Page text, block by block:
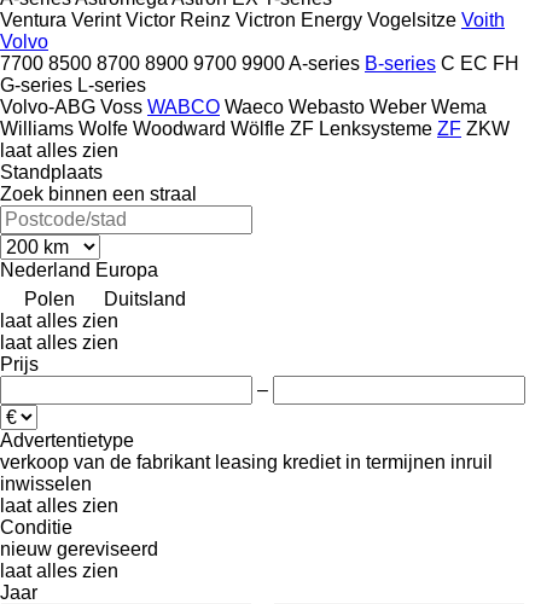
Ventura Verint Victor Reinz Victron Energy Vogelsitze Voith
Volvo
7700 8500 8700 8900 9700 9900A-series B-series C EC FH
G-series L-series
Volvo-ABG Voss WABCO Waeco Webasto Weber Wema
Williams Wolfe Woodward Wölfle ZF Lenksysteme ZF ZKW
laat alles zien
Standplaats
Zoek binnen een straal
Nederland Europa
Polen
Duitsland
laat alles zien
laat alles zien
Prijs
–
Advertentietype
verkoop van de fabrikant leasing krediet in termijnen inruil
inwisselen
laat alles zien
Conditie
nieuw gereviseerd
laat alles zien
Jaar